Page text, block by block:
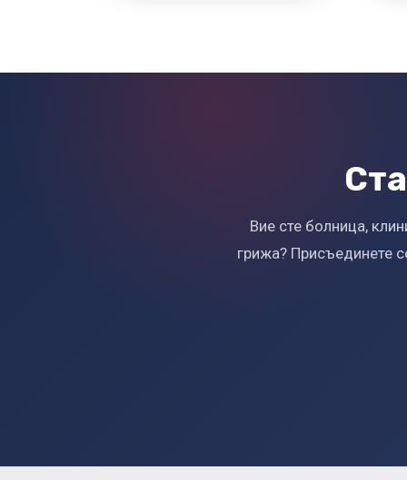
Вие сте болница,
грижа? Присъединете